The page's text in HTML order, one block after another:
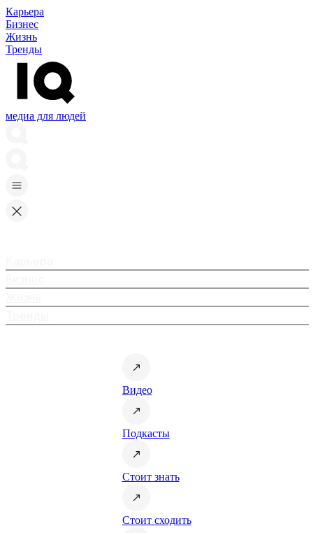
Карьера
Бизнес
Жизнь
Тренды
медиа для людей
Видео
Подкасты
Стоит знать
Стоит сходить